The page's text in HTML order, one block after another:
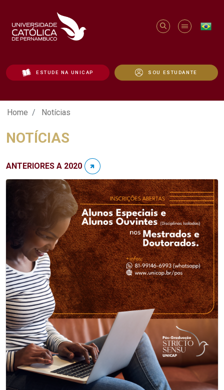
ESTUDE NA UNICAP SOU ESTUDANTE
Notícias - Unicap
Home Notícias
NOTÍCIAS
ANTERIORES A 2020